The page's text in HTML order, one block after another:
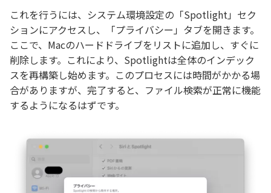
これを行うには、システム環境設定の「Spotlight」セク
ションにアクセスし、「プライバシー」タブを開きます。
ここで、Macのハードドライブをリストに追加し、すぐに
削除します。これにより、Spotlightは全体のインデック
スを再構築し始めます。このプロセスには時間がかかる場
合がありますが、完了すると、ファイル検索が正常に機能
するようになるはずです。